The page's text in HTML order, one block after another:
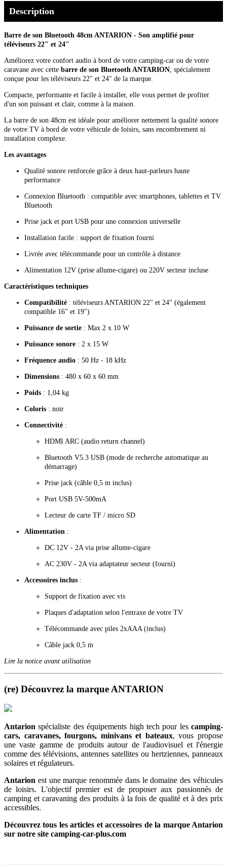
Description
Barre de son Bluetooth 48cm ANTARION - Son amplifié pour
téléviseurs 22" et 24"
Améliorez votre confort audio à bord de votre camping-car ou de votre
caravane avec cette barre de son Bluetooth ANTARION , spécialement
conçue pour les téléviseurs 22" et 24" de la marque.
Compacte, performante et facile à installer, elle vous permet de profiter
d'un son puissant et clair, comme à la maison.
La barre de son 48cm est idéale pour améliorer nettement la qualité sonore
de votre TV à bord de votre véhicule de loisirs, sans encombrement ni
installation complexe.
Les avantages
Qualité sonore renforcée grâce à deux haut-parleurs haute
performance
Connexion Bluetooth : compatible avec smartphones, tablettes et TV
Bluetooth
Prise jack et port USB pour une connexion universelle
Installation facile : support de fixation fourni
Livrée avec télécommande pour un contrôle à distance
Alimentation 12V (prise allume-cigare) ou 220V secteur incluse
Caractéristiques techniques
Compatibilité : téléviseurs ANTARION 22" et 24" (également
compatible 16" et 19")
Puissance de sortie : Max 2 x 10 W
Puissance sonore : 2 x 15 W
Fréquence audio : 50 Hz - 18 kHz
Dimensions : 480 x 60 x 60 mm
Poids : 1,04 kg
Coloris : noir
Connectivité :
HDMI ARC (audio return channel)
Bluetooth V5.3 USB (mode de recherche automatique au
démarrage)
Prise jack (câble 0,5 m inclus)
Port USB 5V-500mA
Lecteur de carte TF / micro SD
Alimentation :
DC 12V - 2A via prise allume-cigare
AC 230V - 2A via adaptateur secteur (fourni)
Accessoires inclus :
Support de fixation avec vis
Plaques d'adaptation selon l'entraxe de votre TV
Télécommande avec piles 2xAAA (inclus)
Câble jack 0,5 m
Lire la notice avant utilisation
(re) Découvrez la marque ANTARION
Antarion spécialiste des équipements high tech pour les camping-
cars, caravanes, fourgons, minivans et bateaux, vous propose
une vaste gamme de produits autour de l'audiovisuel et l'énergie
comme des télévisions, antennes satellites ou hertziennes, panneaux
solaires et régulateurs.
Antarion est une marque renommée dans le domaine des véhicules
de loisirs. L'objectif premier est de proposer aux passionnés de
camping et caravaning des produits à la fois de qualité et à des prix
accessibles.
Découvrez tous les articles et accessoires de la marque Antarion
sur notre site camping-car-plus.com